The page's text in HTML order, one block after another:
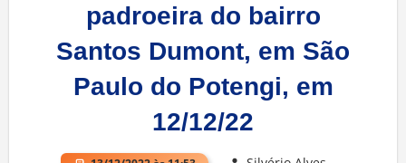
padroeira do bairro
Santos Dumont, em São
Paulo do Potengi, em
12/12/22